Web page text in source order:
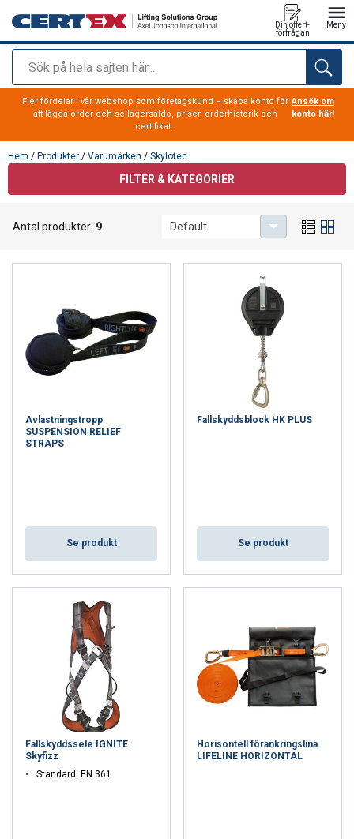
Sök
Din offert-
förfrågan
Meny
tillagd i varukorg
Fler fördelar i vår webshop som företagskund – skapa konto för
att lägga order och se lagersaldo, priser, orderhistorik och
certifikat.
Ansök om
konto här!
Hem / Produkter / Varumärken / Skylotec
FILTER & KATEGORIER
Skylotec
Antal produkter: 9 Default
Avlastningstropp
SUSPENSION RELIEF
STRAPS
Se produkt
Fallskyddsblock HK PLUS
Se produkt
Fallskyddssele IGNITE
Skyfizz
Standard: EN 361
Horisontell förankringslina
LIFELINE HORIZONTAL